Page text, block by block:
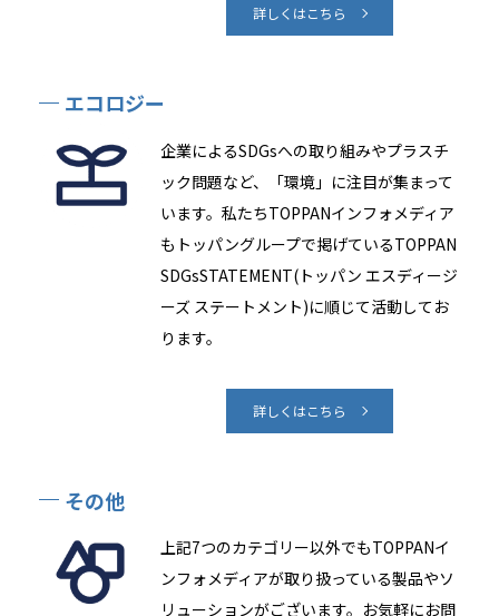
詳しくはこちら
エコロジー
企業によるSDGsへの取り組みやプラスチ
ック問題など、「環境」に注目が集まって
います。私たちTOPPANインフォメディア
もトッパングループで掲げているTOPPAN
SDGsSTATEMENT(トッパン エスディージ
ーズ ステートメント)に順じて活動してお
ります。
詳しくはこちら
その他
上記7つのカテゴリー以外でもTOPPANイ
ンフォメディアが取り扱っている製品やソ
リューションがございます。お気軽にお問